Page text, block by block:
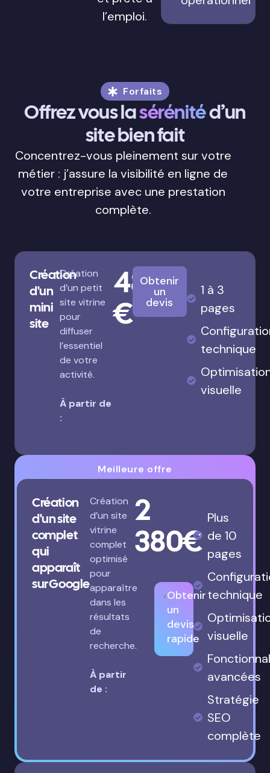
l’emploi.
Forfaits
Offrez vous lasérénitéd’un
site bien fait
Concentrez-vous pleinement sur votre
métier : j’assure la visibilité en ligne de
votre entreprise avec une prestation
complète.
Création
d'un
mini
site
Création
d’un petit
site vitrine
pour
diffuser
l’essentiel
de votre
activité.
À partir de
:
480
€
Obtenir
un
devis
1 à 3
pages
technique
visuelle
Meilleure offre
Création
d'un site
complet
qui
apparaît
sur Google
Création
d’un site
vitrine
complet
optimisé
pour
apparaître
dans les
résultats
de
recherche.
À partir
de :
2
380€
Obtenir
un
devis
rapide
Plus
de 10
pages
technique
visuelle
avancées
Stratégie
SEO
complète